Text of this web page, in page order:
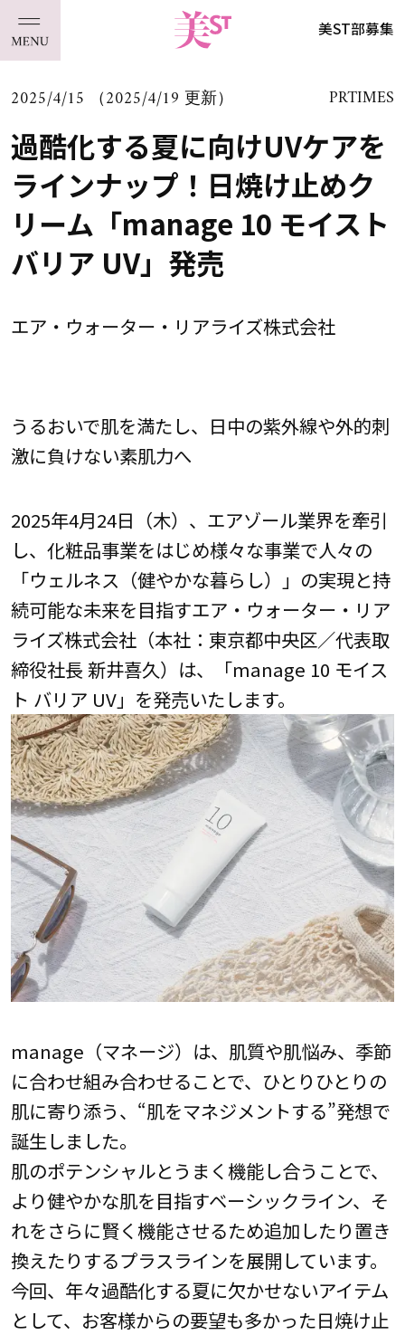
美ST部募集
2025/4/15 （2025/4/19 更新） PRTIMES
過酷化する夏に向けUVケアを
ラインナップ！日焼け止めク
リーム「manage 10 モイスト
バリア UV」発売
エア・ウォーター・リアライズ株式会社
うるおいで肌を満たし、日中の紫外線や外的刺
激に負けない素肌力へ
2025年4月24日（木）、エアゾール業界を牽引
し、化粧品事業をはじめ様々な事業で人々の
「ウェルネス（健やかな暮らし）」の実現と持
続可能な未来を目指すエア・ウォーター・リア
ライズ株式会社（本社：東京都中央区／代表取
締役社長 新井喜久）は、「manage 10 モイス
ト バリア UV」を発売いたします。
manage（マネージ）は、肌質や肌悩み、季節
に合わせ組み合わせることで、ひとりひとりの
肌に寄り添う、“肌をマネジメントする”発想で
誕生しました。
肌のポテンシャルとうまく機能し合うことで、
より健やかな肌を目指すベーシックライン、そ
れをさらに賢く機能させるため追加したり置き
換えたりするプラスラインを展開しています。
今回、年々過酷化する夏に欠かせないアイテム
として、お客様からの要望も多かった日焼け止